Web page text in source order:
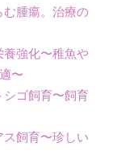
む腫瘍。治療の
養強化〜稚魚や
〜
シゴ飼育〜飼育
ス飼育〜珍しい